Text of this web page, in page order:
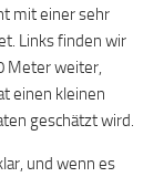
mit einer sehr
Links finden wir
Meter weiter,
einen kleinen
geschätzt wird.
und wenn es